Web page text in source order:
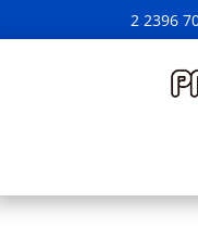
2 2396